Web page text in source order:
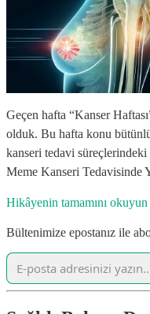
Geçen hafta “Kanser
olduk. Bu hafta konu
kanseri tedavi
Meme Kanseri Tedavisinde
Hikâyenin tamamını okuyun
Bültenimize epostanız ile